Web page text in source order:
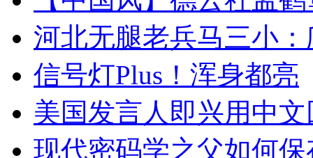
河北无腿老兵马三小
信号灯Plus！浑身都亮
美国发言人即兴用中
现代密码学之父如何